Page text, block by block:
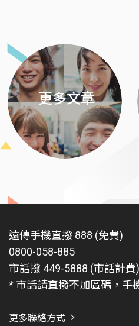
更多文章
遠傳手機直撥 888 (免費)
0800-058-885
市話撥 449-5888 (市話計費)
* 市話請直撥不加區碼，手
更多聯絡方式